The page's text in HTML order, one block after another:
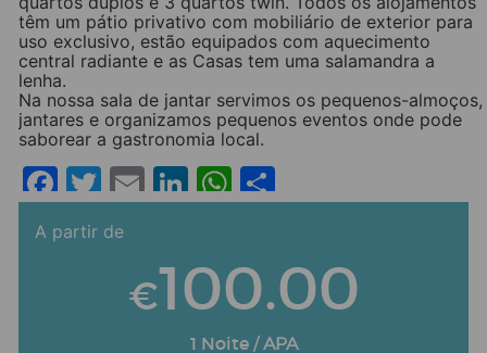
têm um pátio privativo com mobiliário de exterior para
uso exclusivo, estão equipados com aquecimento
central radiante e as Casas tem uma salamandra a
lenha.
Na nossa sala de jantar servimos os pequenos-almoços,
jantares e organizamos pequenos eventos onde pode
saborear a gastronomia local.
Facebook
Twitter
EmailLinkedIn
WhatsApp
A partir de
€100.00
1 Noite /APA